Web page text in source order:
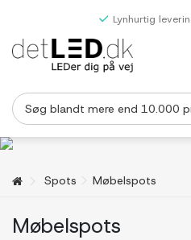
Lynhurtig
Spots Møbelspots
Møbelspots